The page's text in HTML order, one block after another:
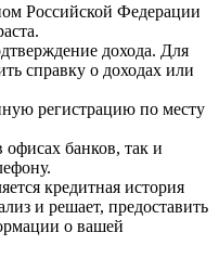
Российской Федерации
дохода. Для
справку о доходах или
регистрацию по месту
банков, так и
кредитная история
и решает, предоставить
о вашей